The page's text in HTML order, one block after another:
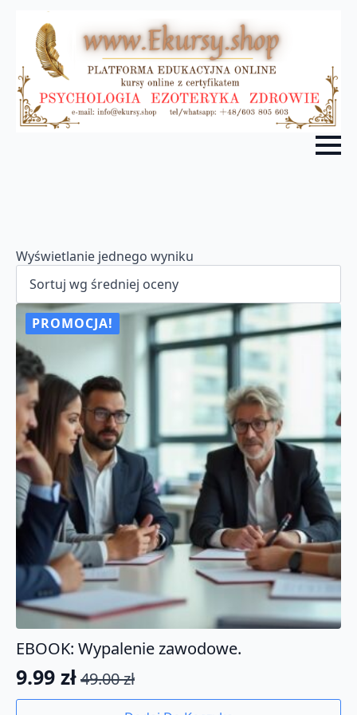
Wyświetlanie jednego wyniku
PROMOCJA!
EBOOK: Wypalenie zawodowe.
49.00zł
Pierwotna
9.99 zł
Aktualna